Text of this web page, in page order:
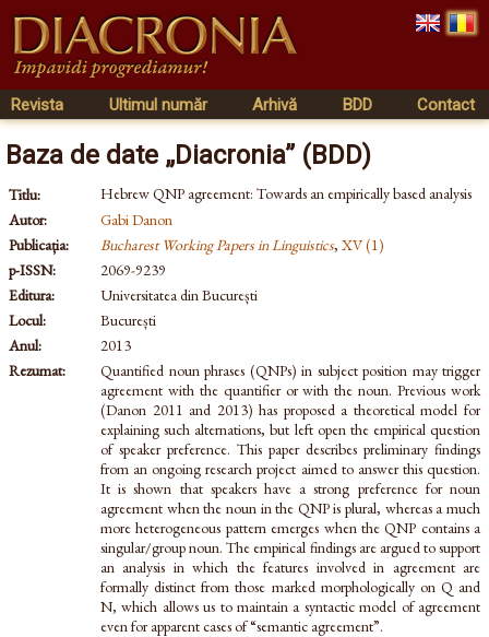
Revista Ultimul număr Arhivă BDD Contact
Baza de date „Diacronia” (BDD)
Titlu:
Hebrew QNP agreement: Towards an empirically based analysis
Autor:
Gabi Danon
Publicația:
Bucharest Working Papers in Linguistics, XV (1)
p-ISSN:
2069-9239
Editura:
Universitatea din București
Locul:
București
Anul:
2013
Rezumat:
Quantified noun phrases (QNPs) in subject position may trigger
agreement with the quantifier or with the noun. Previous work
(Danon 2011 and 2013) has proposed a theoretical model for
explaining such alternations, but left open the empirical question
of speaker preference. This paper describes preliminary findings
from an ongoing research project aimed to answer this question.
It is shown that speakers have a strong preference for noun
agreement when the noun in the QNP is plural, whereas a much
more heterogeneous pattern emerges when the QNP contains a
singular/group noun. The empirical findings are argued to support
an analysis in which the features involved in agreement are
formally distinct from those marked morphologically on Q and
N, which allows us to maintain a syntactic model of agreement
even for apparent cases of “semantic agreement”.